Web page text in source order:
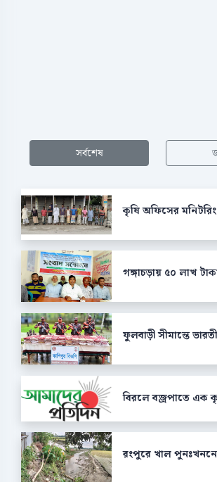
সর্বশেষ
কৃষি অফিসের
গঙ্গাচড়ায় ৫০ লাখ
ফুলবাড়ী সীমান্তে
বিরলে বজ্রপাতে এক
রংপুরে খাল